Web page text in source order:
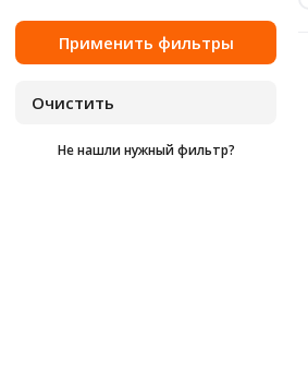
Не нашли нужный фильтр?